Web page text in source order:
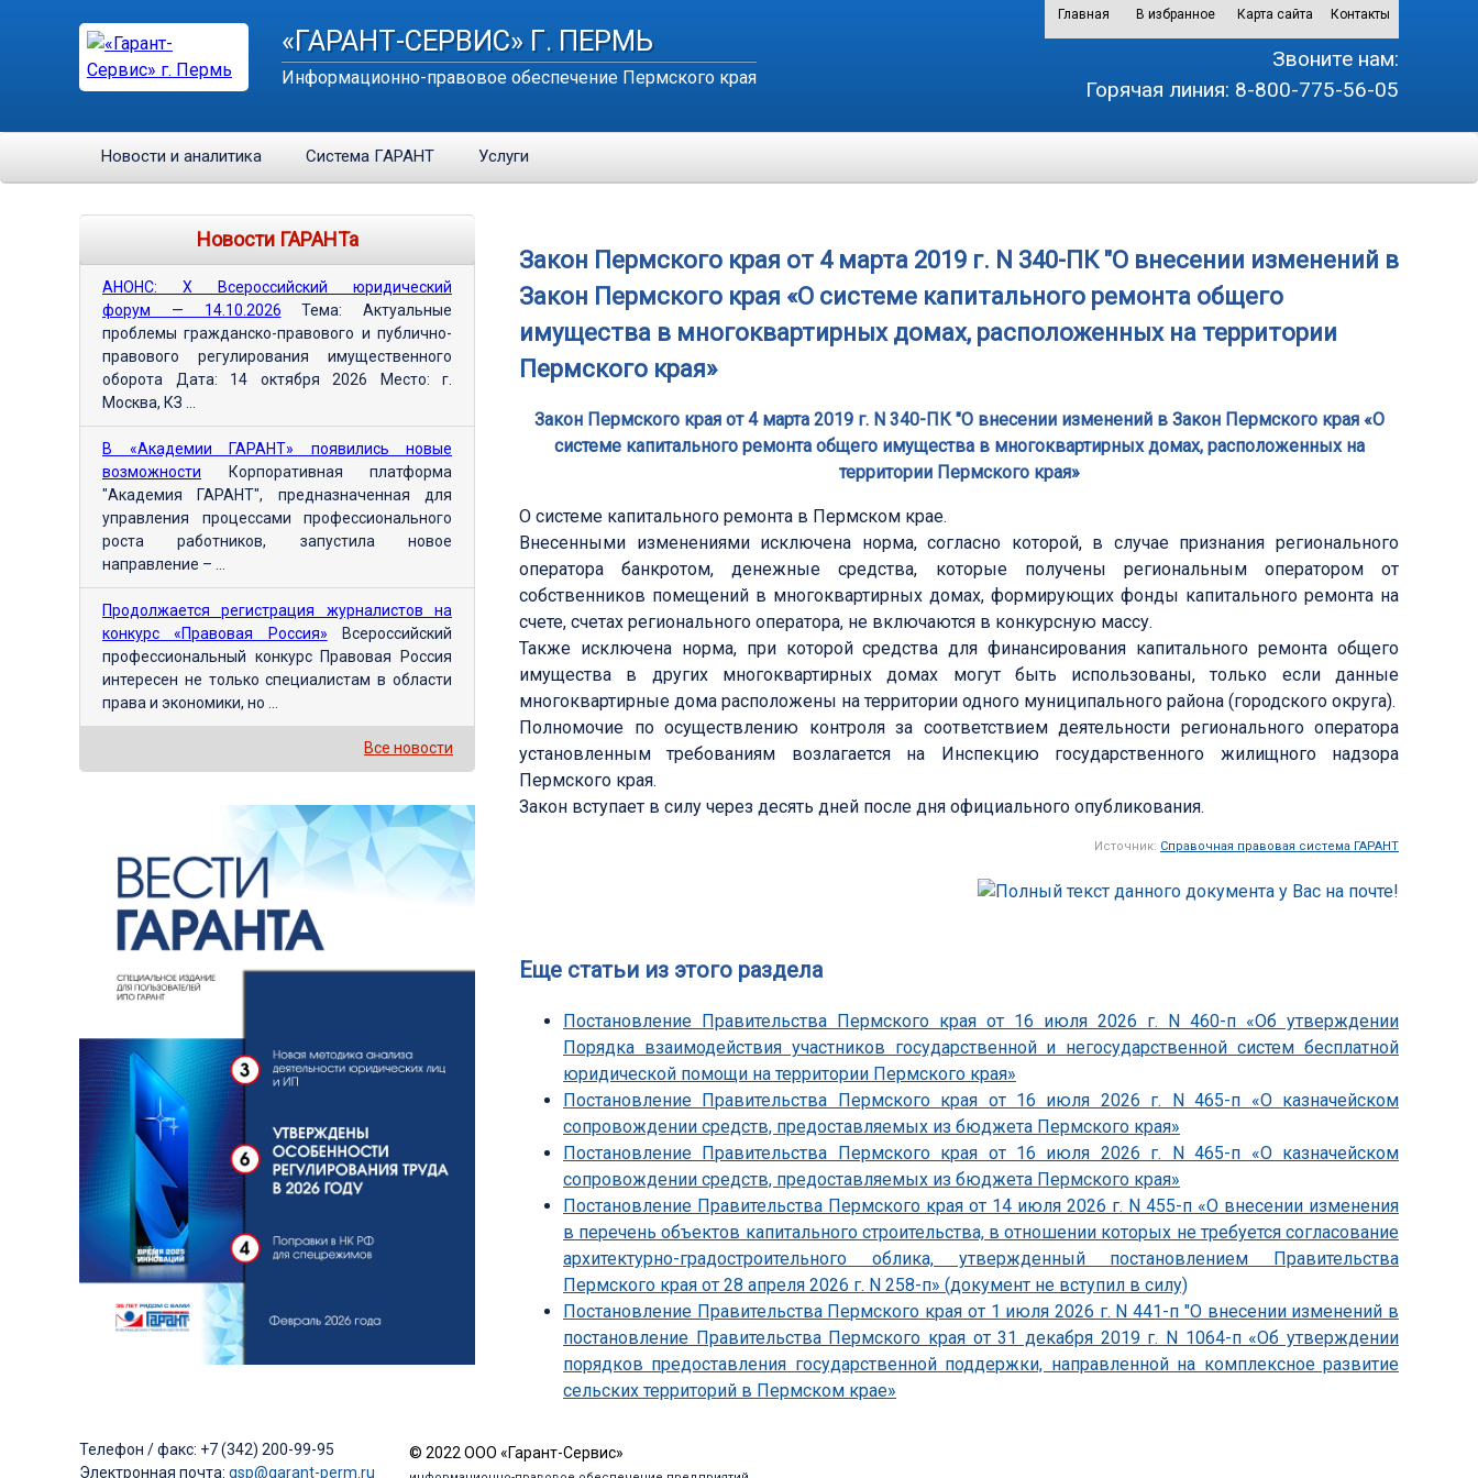
«ГАРАНТ-СЕРВИС» Г. ПЕРМЬ
Информационно-правовое обеспечение Пермского края
Главная В избранное Карта сайта Контакты
Звоните нам:
Горячая линия: 8-800-775-56-05
Новости и аналитика Система ГАРАНТ Услуги
Закон Пермского края от 4 марта 2019 г. N 340-ПК "О внесении изменений в
Закон Пермского края «О системе капитального ремонта общего
имущества в многоквартирных домах, расположенных на территории
Пермского края»
Закон Пермского края от 4 марта 2019 г. N 340-ПК "О внесении изменений в Закон Пермского края «О
системе капитального ремонта общего имущества в многоквартирных домах, расположенных на
территории Пермского края»
О системе капитального ремонта в Пермском крае.
Внесенными изменениями исключена норма, согласно которой, в случае признания регионального
оператора банкротом, денежные средства, которые получены региональным оператором от
собственников помещений в многоквартирных домах, формирующих фонды капитального ремонта на
счете, счетах регионального оператора, не включаются в конкурсную массу.
Также исключена норма, при которой средства для финансирования капитального ремонта общего
имущества в других многоквартирных домах могут быть использованы, только если данные
многоквартирные дома расположены на территории одного муниципального района (городского округа).
Полномочие по осуществлению контроля за соответствием деятельности регионального оператора
установленным требованиям возлагается на Инспекцию государственного жилищного надзора
Пермского края.
Закон вступает в силу через десять дней после дня официального опубликования.
Источник: Справочная правовая система ГАРАНТ
Еще статьи из этого раздела
Постановление Правительства Пермского края от 16 июля 2026 г. N 460-п «Об утверждении
Порядка взаимодействия участников государственной и негосударственной систем бесплатной
юридической помощи на территории Пермского края»
Постановление Правительства Пермского края от 16 июля 2026 г. N 465-п «О казначейском
сопровождении средств, предоставляемых из бюджета Пермского края»
Постановление Правительства Пермского края от 16 июля 2026 г. N 465-п «О казначейском
сопровождении средств, предоставляемых из бюджета Пермского края»
Постановление Правительства Пермского края от 14 июля 2026 г. N 455-п «О внесении изменения
в перечень объектов капитального строительства, в отношении которых не требуется согласование
архитектурно-градостроительного облика, утвержденный постановлением Правительства
Пермского края от 28 апреля 2026 г. N 258-п» (документ не вступил в силу)
Постановление Правительства Пермского края от 1 июля 2026 г. N 441-п "О внесении изменений в
постановление Правительства Пермского края от 31 декабря 2019 г. N 1064-п «Об утверждении
порядков предоставления государственной поддержки, направленной на комплексное развитие
сельских территорий в Пермском крае»
Новости ГАРАНТа
АНОНС: Х Всероссийский юридический
форум — 14.10.2026 Тема: Актуальные
проблемы гражданско-правового и публично-
правового регулирования имущественного
оборота Дата: 14 октября 2026 Место: г.
Москва, КЗ ...
В «Академии ГАРАНТ» появились новые
возможности Корпоративная платформа
"Академия ГАРАНТ", предназначенная для
управления процессами профессионального
роста работников, запустила новое
направление – ...
Продолжается регистрация журналистов на
конкурс «Правовая Россия» Всероссийский
профессиональный конкурс Правовая Россия
интересен не только специалистам в области
права и экономики, но ...
Все новости
Телефон / факс: +7 (342) 200-99-95
Электронная почта: gsp@garant-perm.ru
© 2022 ООО «Гарант-Сервис»